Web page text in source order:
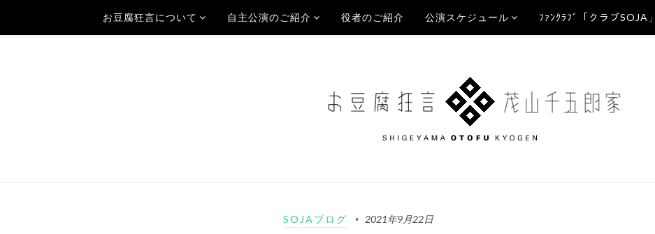
お豆腐狂言について 自主公演のご紹介 役者のご紹介 公演スケジュール ﾌｧﾝｸﾗﾌﾞ「クラブSOJA」
SOJAブログ 2021年9月22日